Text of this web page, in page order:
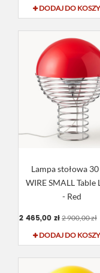
DODAJ DO
Lampa stołowa
WIRE SMALL Table
- Red
2 465,00 zł 2 900,00 zł
DODAJ DO